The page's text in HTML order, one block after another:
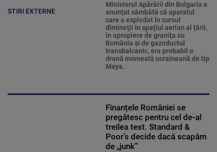
STIRI EXTERNE
Ministerul Apărării din Bulgaria a
anunţat sâmbătă că aparatul
care a explodat în cursul
dimineţii în spaţiul aerian al ţării,
în apropiere de graniţa cu
România şi de gazoductul
transbalcanic, era probabil o
dronă momeală ucraineană de tip
Maya.
Finanțele României se
pregătesc pentru cel de-al
treilea test. Standard &
Poor’s decide dacă scapăm
de „junk”